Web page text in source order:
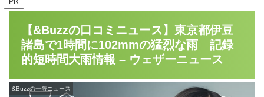
【&Buzzの口コミニュース】東京都伊豆
諸島で1時間に102mmの猛烈な雨 記録
的短時間大雨情報 – ウェザーニュース
&Buzzの一般ニュース